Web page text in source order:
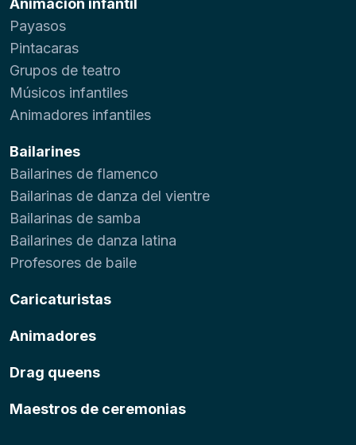
Animación infantil
Payasos
Pintacaras
Grupos de teatro
Músicos infantiles
Animadores infantiles
Bailarines
Bailarines de flamenco
Bailarinas de danza del vientre
Bailarinas de samba
Bailarines de danza latina
Profesores de baile
Caricaturistas
Animadores
Drag queens
Maestros de ceremonias